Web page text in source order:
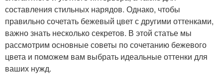
составления стильных нарядов. Однако, чтобы
правильно сочетать бежевый цвет с другими оттенками,
важно знать несколько секретов. В этой статье мы
рассмотрим основные советы по сочетанию бежевого
цвета и поможем вам выбрать идеальные оттенки для
ваших нужд.